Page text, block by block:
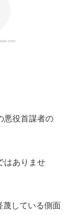
悪役首謀者の
はありませ
蔑している側面